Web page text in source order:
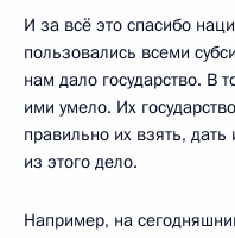
И за всё это спасибо
пользовались всеми
нам дало государство. В
ими умело. Их
правильно их взять,
из этого дело.
Например, на